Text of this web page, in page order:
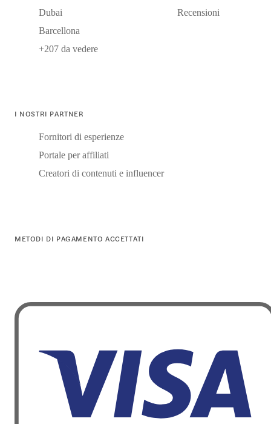
Dubai
Barcellona
+207 da vedere
Recensioni
I NOSTRI PARTNER
Fornitori di esperienze
Portale per affiliati
Creatori di contenuti e influencer
METODI DI PAGAMENTO ACCETTATI